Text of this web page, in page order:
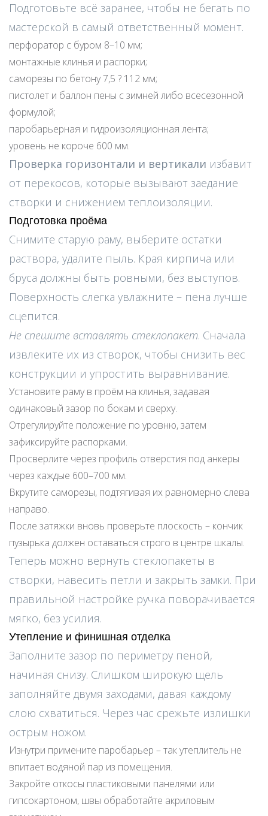
Подготовьте всё заранее, чтобы не бегать по
мастерской в самый ответственный момент.
перфоратор с буром 8–10 мм;
монтажные клинья и распорки;
саморезы по бетону 7,5 ? 112 мм;
пистолет и баллон пены с зимней либо всесезонной
формулой;
паробарьерная и гидроизоляционная лента;
уровень не короче 600 мм.
Проверка горизонтали и вертикали избавит
от перекосов, которые вызывают заедание
створки и снижением теплоизоляции.
Подготовка проёма
Снимите старую раму, выберите остатки
раствора, удалите пыль. Края кирпича или
бруса должны быть ровными, без выступов.
Поверхность слегка увлажните – пена лучше
сцепится.
Не спешите вставлять стеклопакет. Сначала
извлеките их из створок, чтобы снизить вес
конструкции и упростить выравнивание.
Установите раму в проём на клинья, задавая
одинаковый зазор по бокам и сверху.
Отрегулируйте положение по уровню, затем
зафиксируйте распорками.
Просверлите через профиль отверстия под анкеры
через каждые 600–700 мм.
Вкрутите саморезы, подтягивая их равномерно слева
направо.
После затяжки вновь проверьте плоскость – кончик
пузырька должен оставаться строго в центре шкалы.
Теперь можно вернуть стеклопакеты в
створки, навесить петли и закрыть замки. При
правильной настройке ручка поворачивается
мягко, без усилия.
Утепление и финишная отделка
Заполните зазор по периметру пеной,
начиная снизу. Слишком широкую щель
заполняйте двумя заходами, давая каждому
слою схватиться. Через час срежьте излишки
острым ножом.
Изнутри примените паробарьер – так утеплитель не
впитает водяной пар из помещения.
Закройте откосы пластиковыми панелями или
гипсокартоном, швы обработайте акриловым